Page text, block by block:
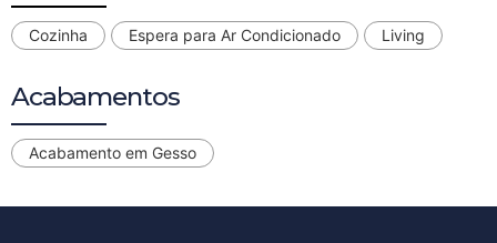
Cozinha Espera para Ar Condicionado Living
Acabamentos
Acabamento em Gesso